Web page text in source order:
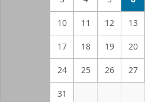
10 11 12 13
17 18 19 20
24 25 26 27
31